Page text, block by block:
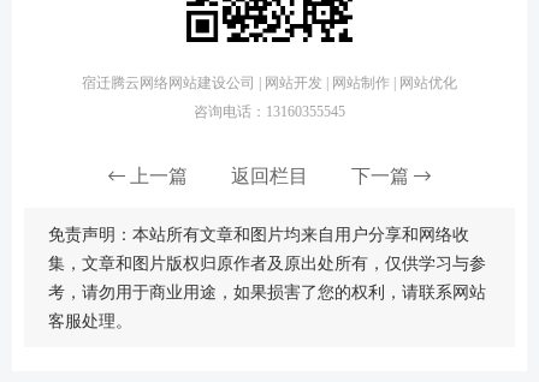
宿迁腾云网络网站建设公司 | 网站开发 | 网站制作 | 网站优化
咨询电话：13160355545
上一篇 返回栏目 下一篇
免责声明：本站所有文章和图片均来自用户分享和网络收
集，文章和图片版权归原作者及原出处所有，仅供学习与参
考，请勿用于商业用途，如果损害了您的权利，请联系网站
客服处理。